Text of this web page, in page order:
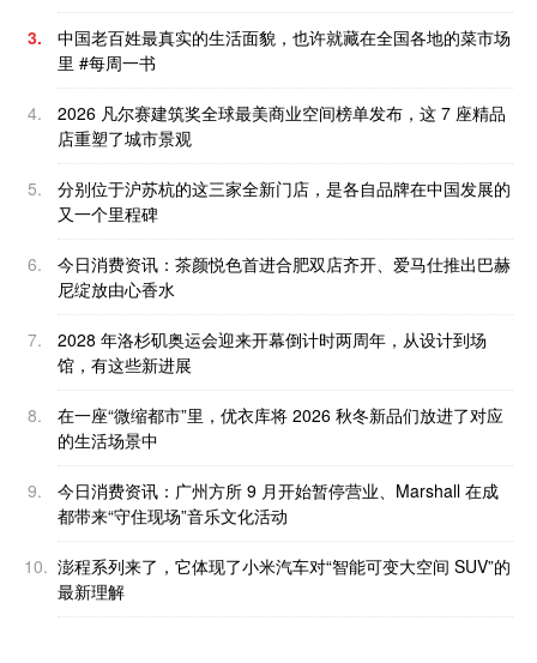
3.
中国老百姓最真实的生活面貌，也许就藏在全国各地的菜市场
里 #每周一书
4.
2026 凡尔赛建筑奖全球最美商业空间榜单发布，这 7 座精品
店重塑了城市景观
5.
分别位于沪苏杭的这三家全新门店，是各自品牌在中国发展的
又一个里程碑
6.
今日消费资讯：茶颜悦色首进合肥双店齐开、爱马仕推出巴赫
尼绽放由心香水
7.
2028 年洛杉矶奥运会迎来开幕倒计时两周年，从设计到场
馆，有这些新进展
8.
在一座“微缩都市”里，优衣库将 2026 秋冬新品们放进了对应
的生活场景中
9.
今日消费资讯：广州方所 9 月开始暂停营业、Marshall 在成
都带来“守住现场”音乐文化活动
10. 澎程系列来了，它体现了小米汽车对“智能可变大空间 SUV”的
最新理解